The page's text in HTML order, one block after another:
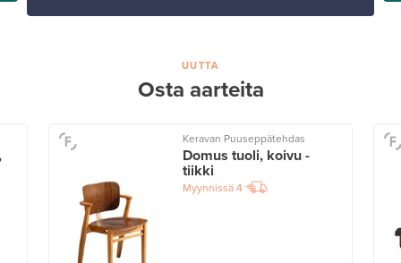
UUTTA
Osta aarteita
Keravan Puuseppätehdas
Domus tuoli, koivu -
tiikki
Myynnissä4